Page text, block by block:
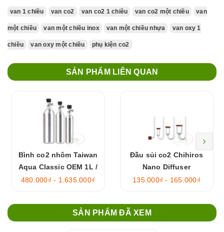
van 1 chiều van co2 van co2 1 chiều van co2 một chiều van
một chiều van một chiều inox van một chiều nhựa van oxy 1
chiều van oxy một chiều phụ kiện co2
SẢN PHẨM LIÊN QUAN
Bình co2 nhôm Taiwan
Aqua Classic OEM 1L /
2L / 4L rỗng
480.000₫ - 1.635.000₫
Đầu sủi co2 Chihiros
Nano Diffuser
135.000₫ - 165.000₫
SẢN PHẨM ĐÃ XEM